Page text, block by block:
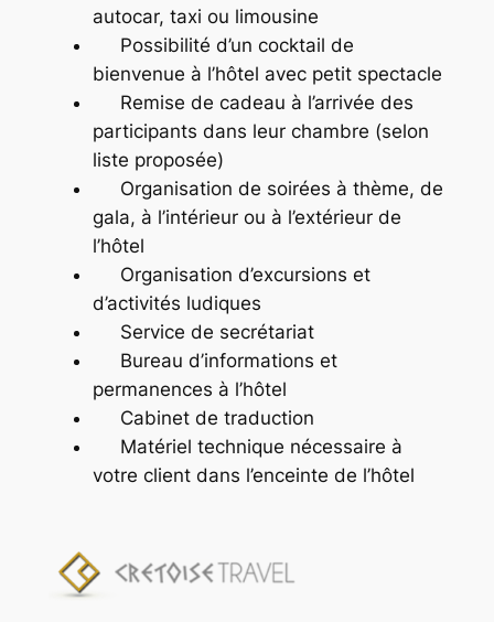
autocar, taxi ou limousine
Possibilité d’un cocktail de
bienvenue à l’hôtel avec petit spectacle
Remise de cadeau à l’arrivée des
participants dans leur chambre (selon
liste proposée)
Organisation de soirées à thème, de
gala, à l’intérieur ou à l’extérieur de
l’hôtel
Organisation d’excursions et
d’activités ludiques
Service de secrétariat
Bureau d’informations et
permanences à l’hôtel
Cabinet de traduction
Matériel technique nécessaire à
votre client dans l’enceinte de l’hôtel